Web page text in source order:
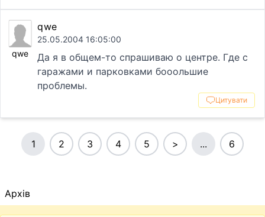
qwe
qwe
25.05.2004 16:05:00
Да я в общем-то спрашиваю о центре. Где с
гаражами и парковками бооольшие
проблемы.
Цитувати
1 2 3 4 5 > ... 6
Архів